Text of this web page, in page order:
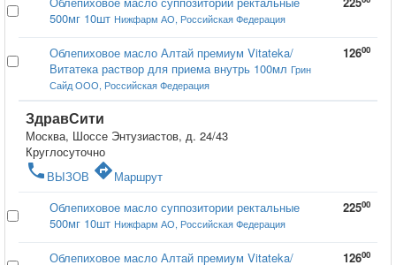
500мг 10шт Нижфарм АО, Российская Федерация
Облепиховое масло Алтай премиум Vitateka/
Витатека раствор для приема внутрь 100мл Грин
Сайд ООО, Российская Федерация
12600
ЗдравСити
Москва, Шоссе Энтузиастов, д. 24/43
Круглосуточно
phone ВЫЗОВ directionsМаршрут
Облепиховое масло суппозитории ректальные
500мг 10шт Нижфарм АО, Российская Федерация
22500
Облепиховое масло Алтай премиум Vitateka/
12600